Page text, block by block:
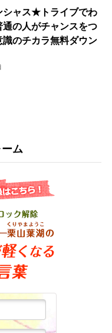
シャス★トライブでわ
通の人がチャンスをつ
識のチカラ無料ダウン
ム